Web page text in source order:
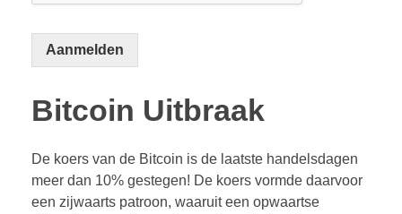
Aanmelden
Bitcoin Uitbraak
De koers van de Bitcoin is de laatste handelsdagen
meer dan 10% gestegen! De koers vormde daarvoor
een zijwaarts patroon, waaruit een opwaartse